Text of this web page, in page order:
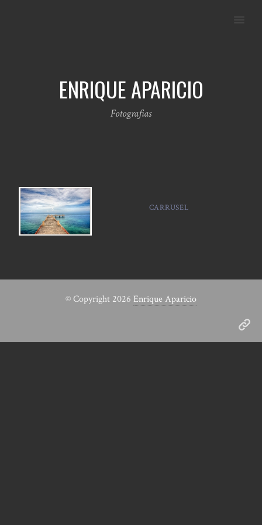
ENRIQUE APARICIO
Fotografias
CARRUSEL
© Copyright 2026 Enrique Aparicio